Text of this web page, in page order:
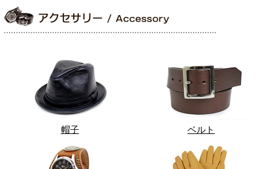
帽子 ベルト